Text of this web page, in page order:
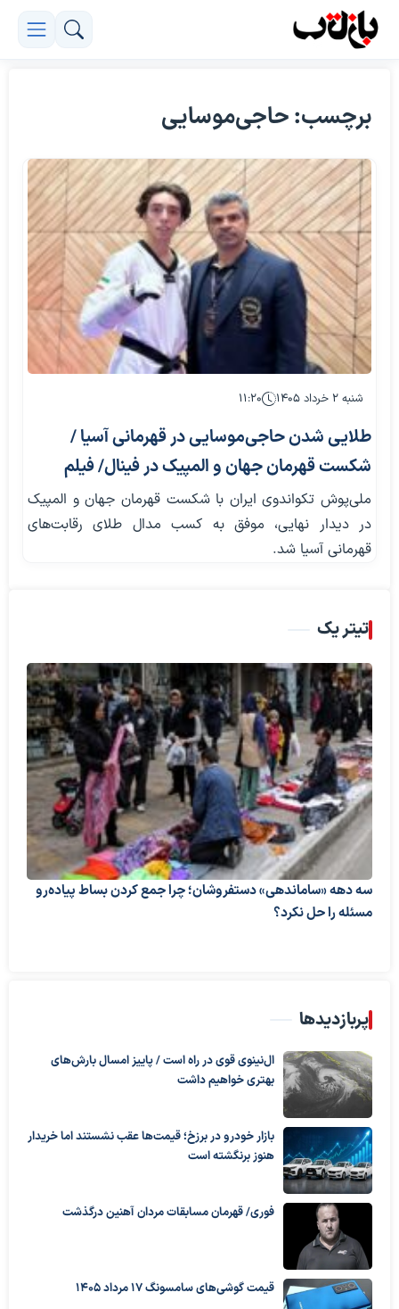
برچسب: حاجی‌موسایی
شنبه ۲ خرداد ۱۴۰۵ ۱۱:۲۰
طلایی شدن حاجی‌موسایی در قهرمانی آسیا /
شکست قهرمان جهان و المپیک در فینال/ فیلم
ملی‌پوش تکواندوی ایران با شکست قهرمان جهان و المپیک
در دیدار نهایی، موفق به کسب مدال طلای رقابت‌های
قهرمانی آسیا شد.
تیتر یک
سه دهه «ساماندهی» دستفروشان؛ چرا جمع کردن بساط پیاده‌رو
مسئله را حل نکرد؟
پربازدیدها
ال‌نینوی قوی در راه است / پاییز امسال بارش‌های
بهتری خواهیم داشت
بازار خودرو در برزخ؛ قیمت‌ها عقب نشستند اما خریدار
هنوز برنگشته است
فوری/ قهرمان مسابقات مردان آهنین درگذشت
قیمت گوشی‌های سامسونگ 17 مرداد 1405